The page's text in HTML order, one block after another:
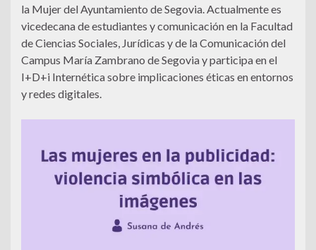
la Mujer del Ayuntamiento de Segovia. Actualmente es
vicedecana de estudiantes y comunicación en la Facultad
de Ciencias Sociales, Jurídicas y de la Comunicación del
Campus María Zambrano de Segovia y participa en el
I+D+i Internética sobre implicaciones éticas en entornos
y redes digitales.